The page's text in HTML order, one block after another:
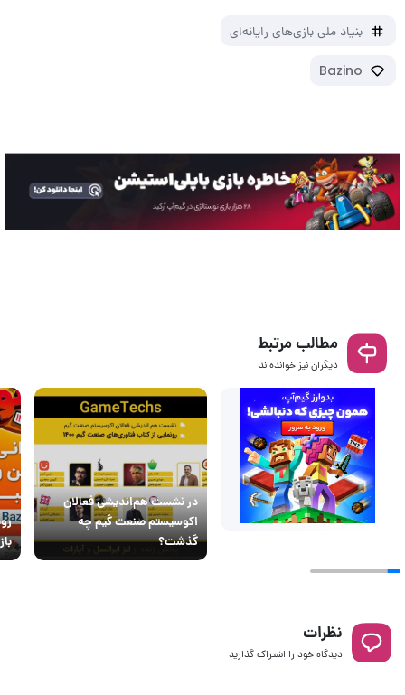
بنیاد ملی بازی‌های رایانه‌ای
Bazino
مطالب مرتبط
دیگران نیز خوانده‌اند
در نشست هم‌اندیشی فعالان
اکوسیستم صنعت گیم چه
گذشت؟
نظرات
دیدگاه خود را اشتراک گذارید